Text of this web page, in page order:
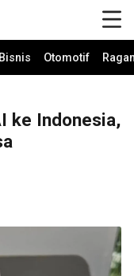
Otomotif
ke Indonesia,